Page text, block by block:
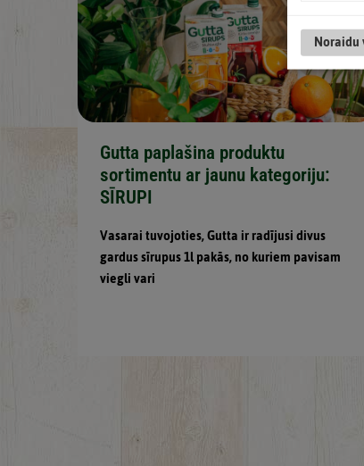
Gutta paplašina produktu
sortimentu ar jaunu kategoriju:
SĪRUPI
Vasarai tuvojoties, Gutta ir radījusi divus
gardus sīrupus 1l pakās, no kuriem pavisam
viegli vari
Noraidu